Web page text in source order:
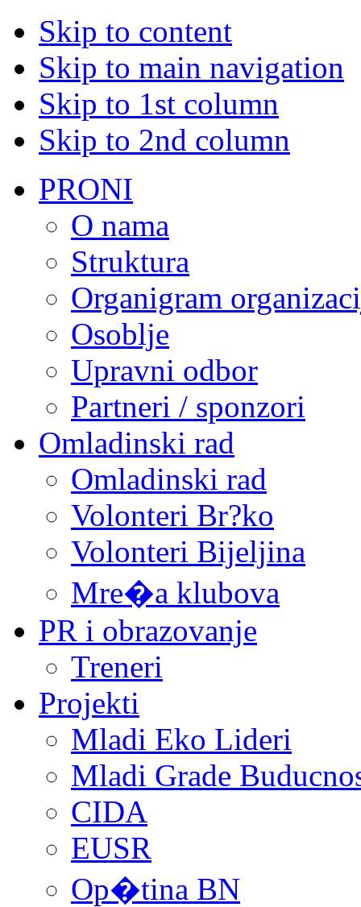
Skip to content
Skip to main navigation
Skip to 1st column
Skip to 2nd column
PRONI
O nama
Struktura
Organigram
Osoblje
Upravni odbor
Partneri / sponzori
Omladinski rad
Omladinski rad
Volonteri Br?ko
Volonteri Bijeljina
Mre�a klubova
PR i obrazovanje
Treneri
Projekti
Mladi Eko Lideri
Mladi Grade
CIDA
EUSR
Op�tina BN